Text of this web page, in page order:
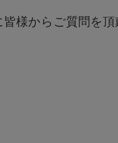
様からご質問を